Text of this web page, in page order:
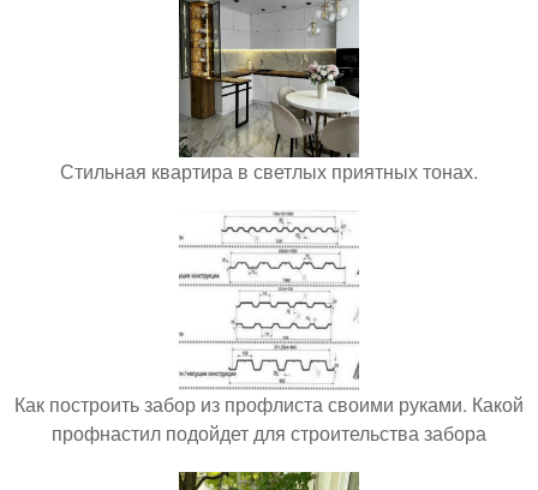
Стильная квартира в светлых приятных тонах.
Как построить забор из профлиста своими руками. Какой
профнастил подойдет для строительства забора